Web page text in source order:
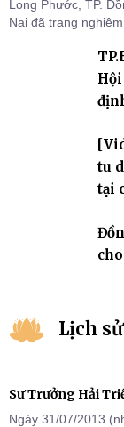
Long Phước, TP.
Nai đã trang
chỗ khu vực VII,
tu
tại
Lịch
Sư Trưởng Hải
Ngày 31/07/2013